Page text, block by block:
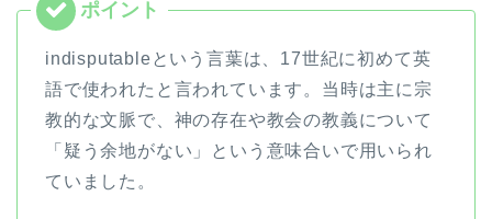
indisputableという言葉は、17世紀に初めて英
語で使われたと言われています。当時は主に宗
教的な文脈で、神の存在や教会の教義について
「疑う余地がない」という意味合いで用いられ
ていました。